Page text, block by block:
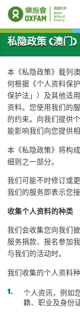
开始主要内容
私隐政策 (澳门)
本《私隐政策》载列
何根据《个人资料保
保护法」）及其他适
资料。您使用我们的
的约束。向我们提供
能影响我们向您提供
本《私隐政策》将构
细则之一部分。
我们可能不时修订或
我们的服务即表示您
收集个人资料的种类
我们会收集您向我们
服务捐款、报名参加
与我们的活动时。
我们收集的个人资料
个人资讯，例如
籍、职业及身份